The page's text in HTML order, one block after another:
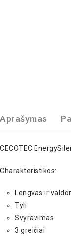
Aprašymas
CECOTEC
Charakteristikos:
Lengvas ir
Tyli
Svyravimas
3 greičiai